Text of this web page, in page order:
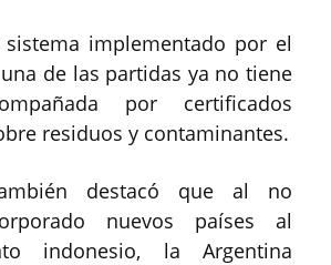
implementado por el
una de las partidas ya no tiene
por certificados
residuos y contaminantes.
destacó que al no
nuevos países al
indonesio, la Argentina